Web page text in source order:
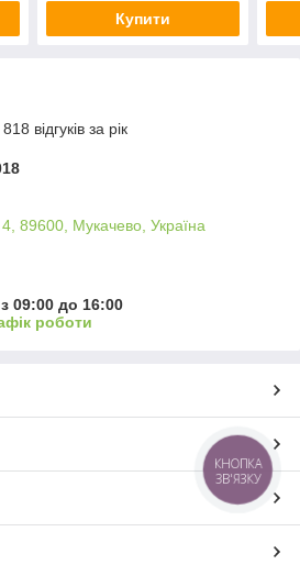
Купити
відгуків за рік
89600, Мукачево, Україна
09:00 до 16:00
роботи
КНОПКА
ЗВ'ЯЗКУ